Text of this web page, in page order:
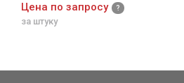
Цена по запросу
за штуку